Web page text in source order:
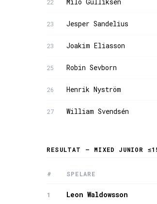
22 Milo Gulliksen
23 Jesper Sandelius
23 Joakim Eliasson
25 Robin Sevborn
26 Henrik Nyström
27 William Svendsén
RESULTAT — MIXED JUNIOR
# SPELARE
1 Leon Waldowsson